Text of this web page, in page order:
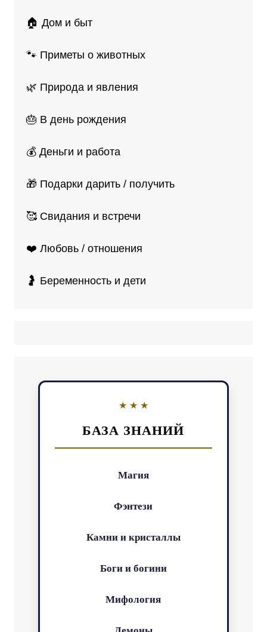
🏠 Дом и быт
🐾 Приметы о животных
🌿 Природа и явления
🎂 В день рождения
💰 Деньги и работа
🎁 Подарки дарить / получить
🥰 Свидания и встречи
❤️ Любовь / отношения
🤰 Беременность и дети
БАЗА ЗНАНИЙ
Магия
Фэнтези
Камни и кристаллы
Боги и богини
Мифология